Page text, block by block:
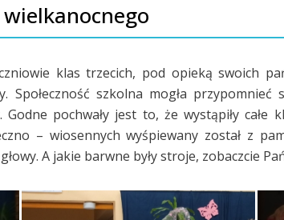
klas trzecich, pod opieką swoich
Społeczność szkolna mogła przypomnieć
pochwały jest to, że wystąpiły całe
– wiosennych wyśpiewany został z
A jakie barwne były stroje, zobaczcie